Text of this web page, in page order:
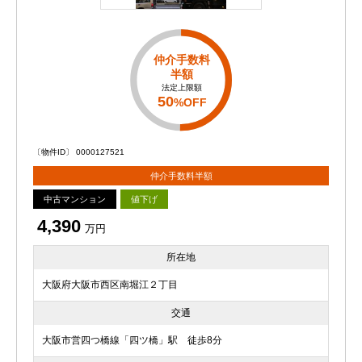
仲介手数料
半額
法定上限額
50%OFF
〔物件ID〕 0000127521
仲介手数料半額
中古マンション 値下げ
4,390 万円
所在地
大阪府大阪市西区南堀江２丁目
交通
大阪市営四つ橋線「四ツ橋」駅 徒歩8分